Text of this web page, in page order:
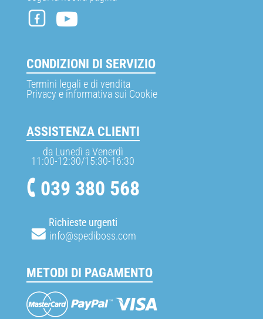
CONDIZIONI DI SERVIZIO
Termini legali e di vendita
Privacy e informativa sui Cookie
ASSISTENZA CLIENTI
da Lunedì a Venerdì
11:00-12:30/15:30-16:30
039 380 568
Richieste urgenti
info@spediboss.com
METODI DI PAGAMENTO